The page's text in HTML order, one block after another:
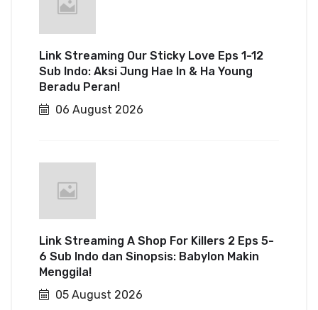
Link Streaming Our Sticky Love Eps 1-12
Sub Indo: Aksi Jung Hae In & Ha Young
Beradu Peran!
06 August 2026
Link Streaming A Shop For Killers 2 Eps 5-
6 Sub Indo dan Sinopsis: Babylon Makin
Menggila!
05 August 2026